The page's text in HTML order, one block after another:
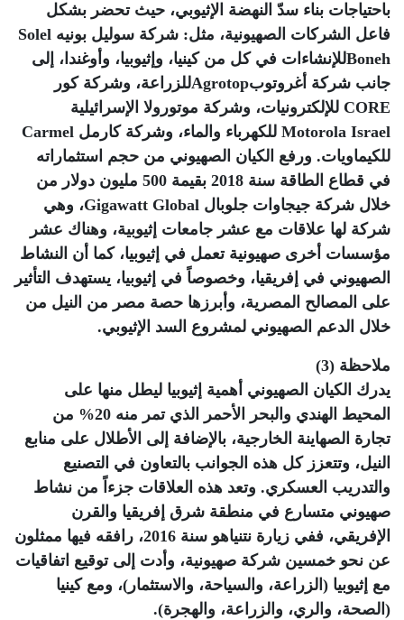
باحتياجات بناء سدّ النهضة الإثيوبي، حيث تحضر بشكل
فاعل الشركات الصهيونية، مثل: شركة سوليل بونيه Solel
Bonehللإنشاءات في كل من كينيا، وإثيوبيا، وأوغندا، إلى
جانب شركة أغروتوبAgrotopللزراعة، وشركة كور
CORE للإلكترونيات، وشركة موتورولا الإسرائيلية
Motorola Israel للكهرباء والماء، وشركة كارمل Carmel
للكيماويات. ورفع الكيان الصهيوني من حجم استثماراته
في قطاع الطاقة سنة 2018 بقيمة 500 مليون دولار من
خلال شركة جيجاوات جلوبال Gigawatt Global، وهي
شركة لها علاقات مع عشر جامعات إثيوبية، وهناك عشر
مؤسسات أخرى صهيونية تعمل في إثيوبيا، كما أن النشاط
الصهيوني في إفريقيا، وخصوصاً في إثيوبيا، يستهدف التأثير
على المصالح المصرية، وأبرزها حصة مصر من النيل من
خلال الدعم الصهيوني لمشروع السد الإثيوبي.
ملاحظة (3)
يدرك الكيان الصهيوني أهمية إثيوبيا ليطل منها على
المحيط الهندي والبحر الأحمر الذي تمر منه 20% من
تجارة الصهاينة الخارجية، بالإضافة إلى الأطلال على منابع
النيل، وتتعزز كل هذه الجوانب بالتعاون في التصنيع
والتدريب العسكري. وتعد هذه العلاقات جزءاً من نشاط
صهيوني متسارع في منطقة شرق إفريقيا والقرن
الإفريقي، ففي زيارة نتنياهو سنة 2016، رافقه فيها ممثلون
عن نحو خمسين شركة صهيونية، وأدت إلى توقيع اتفاقيات
مع إثيوبيا (الزراعة، والسياحة، والاستثمار)، ومع كينيا
(الصحة، والري، والزراعة، والهجرة).